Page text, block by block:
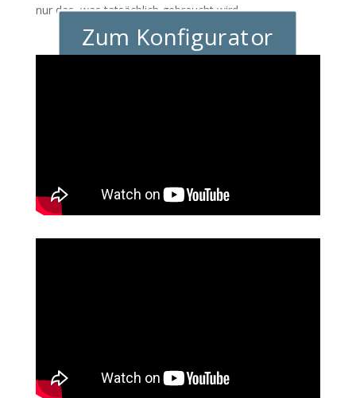
nur das, was tatsächlich gebraucht wird.
Zum Konfigurator